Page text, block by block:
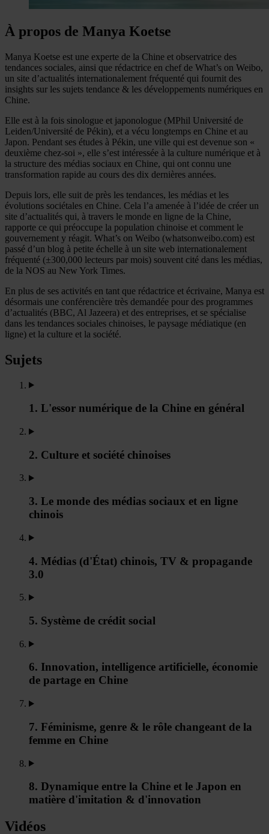
À propos de Manya Koetse
Manya Koetse est une experte de la Chine et observatrice des
tendances sociales, ainsi que rédactrice en chef de What’s on Weibo,
un site d’actualités internationalement fréquenté qui fournit des
insights sur les sujets tendance & les développements numériques en
Chine.
Elle est à la fois sinologue et japonologue (MPhil Université de
Leiden/Université de Pékin), et a vécu longtemps en Chine et au
Japon. Pendant ses études à Pékin, une ville qui est devenue son «
deuxième chez-soi », elle s’est intéressée à la culture numérique et à
la structure des médias sociaux en Chine, qui ont connu une
transformation rapide au cours des dix dernières années.
Depuis lors, elle suit de près les tendances, les médias et les
évolutions sociétales en Chine. Cela l’a amenée à l’idée de créer un
site d’actualités qui, à travers le monde en ligne de la Chine,
rapporte ce qui préoccupe la population chinoise et comment le
gouvernement y réagit. What’s on Weibo (whatsonweibo.com) est
passé d’un blog à petite échelle à un site web internationalement
fréquenté (±300,000 lecteurs par mois) souvent cité dans les médias,
de la NOS au New York Times.
En plus de ses activités en tant que rédactrice et écrivaine, Manya est
désormais une conférencière très demandée pour des programmes
d’actualités (BBC, Al Jazeera) et des entreprises, et se spécialise
dans les tendances sociales chinoises, le paysage médiatique (en
ligne) et la culture et la société.
Sujets
1. L'essor numérique de la Chine en général
2. Culture et société chinoises
3. Le monde des médias sociaux et en ligne
chinois
4. Médias (d'État) chinois, TV & propagande
3.0
5. Système de crédit social
6. Innovation, intelligence artificielle, économie
de partage en Chine
7. Féminisme, genre & le rôle changeant de la
femme en Chine
8. Dynamique entre la Chine et le Japon en
matière d'imitation & d'innovation
Vidéos